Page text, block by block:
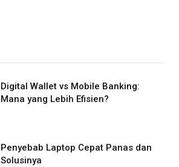
Digital Wallet vs Mobile Banking:
Mana yang Lebih Efisien?
Penyebab Laptop Cepat Panas dan
Solusinya